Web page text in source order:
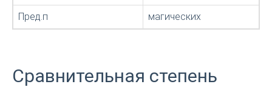
Пред.п магических
Сравнительная степень